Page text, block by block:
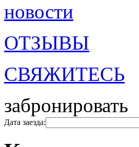
новости
ОТЗЫВЫ
СВЯЖИТЕСЬ
забронировать
Дата заезда: